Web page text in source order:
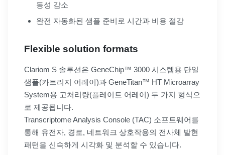
동성 감소
완전 자동화된 샘플 준비로 시간과 비용 절감
Flexible solution formats
Clariom S 솔루션은 GeneChip™ 3000 시스템용 단일
샘플(카트리지 어레이)과 GeneTitan™ HT Microarray
System용 고처리량(플레이트 어레이) 두 가지 형식으
로 제공됩니다.
Transcriptome Analysis Console (TAC) 소프트웨어를
통해 유전자, 경로, 네트워크 상호작용의 전사체 발현
패턴을 신속하게 시각화 및 분석할 수 있습니다.